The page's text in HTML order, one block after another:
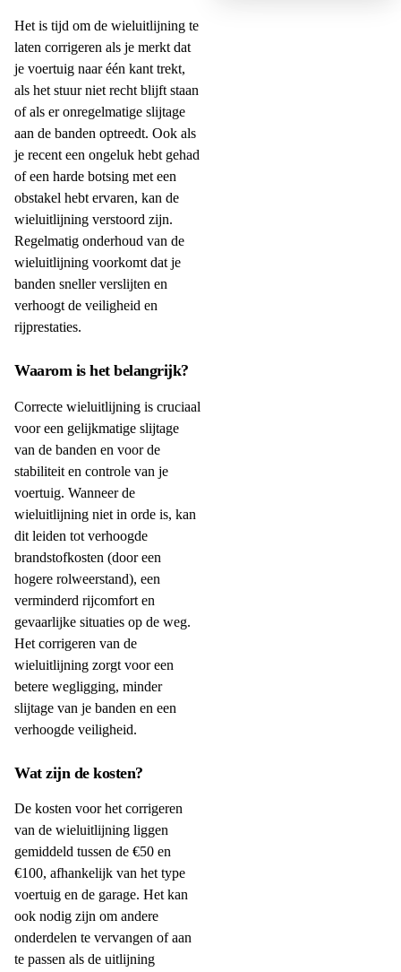
Het is tijd om de wieluitlijning te
laten corrigeren als je merkt dat
je voertuig naar één kant trekt,
als het stuur niet recht blijft staan
of als er onregelmatige slijtage
aan de banden optreedt. Ook als
je recent een ongeluk hebt gehad
of een harde botsing met een
obstakel hebt ervaren, kan de
wieluitlijning verstoord zijn.
Regelmatig onderhoud van de
wieluitlijning voorkomt dat je
banden sneller verslijten en
verhoogt de veiligheid en
rijprestaties.
Waarom is het belangrijk?
Correcte wieluitlijning is cruciaal
voor een gelijkmatige slijtage
van de banden en voor de
stabiliteit en controle van je
voertuig. Wanneer de
wieluitlijning niet in orde is, kan
dit leiden tot verhoogde
brandstofkosten (door een
hogere rolweerstand), een
verminderd rijcomfort en
gevaarlijke situaties op de weg.
Het corrigeren van de
wieluitlijning zorgt voor een
betere wegligging, minder
slijtage van je banden en een
verhoogde veiligheid.
Wat zijn de kosten?
De kosten voor het corrigeren
van de wieluitlijning liggen
gemiddeld tussen de €50 en
€100, afhankelijk van het type
voertuig en de garage. Het kan
ook nodig zijn om andere
onderdelen te vervangen of aan
te passen als de uitlijning